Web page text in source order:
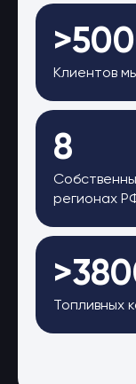
Клиентов
8
регионах
Топливных